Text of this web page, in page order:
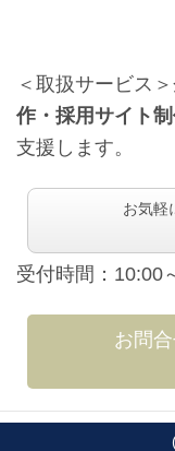
＜取扱サービス
作・採用サイト制
支援します。
お気軽
受付時間：10:00
お問合
（相